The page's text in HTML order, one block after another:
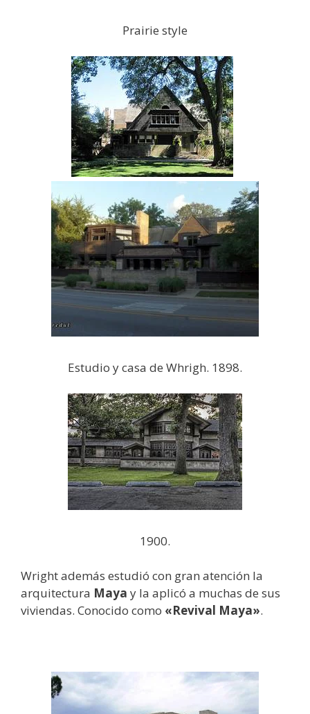
Prairie style
Estudio y casa de Whrigh. 1898.
1900.
Wright además estudió con gran atención la
arquitectura Maya y la aplicó a muchas de sus
viviendas. Conocido como «Revival Maya».